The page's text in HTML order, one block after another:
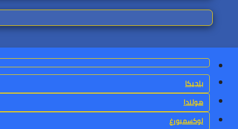
بلجيكا
هولندا
لوكسمبورغ